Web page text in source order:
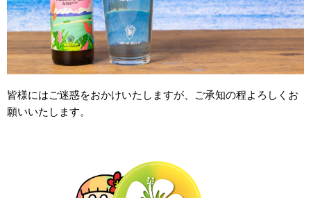
皆様にはご迷惑をおかけいたしますが、ご承知の程よろしくお
願いいたします。